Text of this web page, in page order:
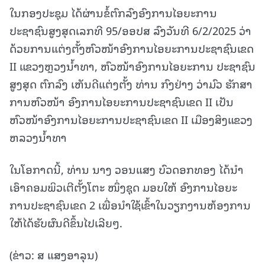
ໃນກອງປະຊຸມ ໄດ້ຜ່ານຂໍ້ຕົກລົງອົງການໄອຍະການ
ປະຊາຊົນສູງສຸດເລກທີ 95/ອອປສ ລົງວັນທີ 6/2/2025 ວ່າ
ດ້ວຍການແຕ່ງຕັ້ງຫົວໜ້າອົງການໄອຍະການປະຊາຊົນເຂດ
II ແຂວງຫຼວງນໍ້າທາ, ຫົວໜ້າອົງການໄອຍະການ ປະຊາຊົນ
ສູງສຸດ ຕົກລົງ ເຫັນດີແຕ່ງຕັ້ງ ທ່ານ ກົງຢ່າງ ວ່າມົວ ຮັກສາ
ການຫົວໜ້າ ອົງການໄອຍະການປະຊາຊົນເຂດ II ເປັນ
ຫົວໜ້າອົງການໄອຍະການປະຊາຊົນເຂດ II ເມືອງສິງແຂວງ
ຫລວງນໍ້າທາ
ໃນໂອກາດນີ້, ທ່ານ ນາງ ວອນແສງ ບົວດອກທອງ ໄດ້ນໍາ
ເອົາຄອມພິວເຕີຕັ້ງໂຕະ ໜຶ່ງຊຸດ ມອບໃຫ້ ອົງການໄອຍະ
ການປະຊາຊົນເຂດ 2 ເພື່ອນໍາໃຊ້ເຂົ້າໃນວຽກງານຫ້ອງການ
ໃຫ້ໄດ້ຮັບຜົນດີຂຶ້ນໄປເລີຍໆ.
(ຂ່າວ: ສ ແສງອາລຸນ)